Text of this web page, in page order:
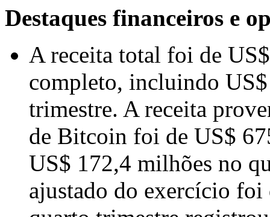
Destaques financeiros e
A receita total foi de
completo, incluindo
trimestre. A receita
de Bitcoin foi de US$
US$ 172,4 milhões no
ajustado do exercício